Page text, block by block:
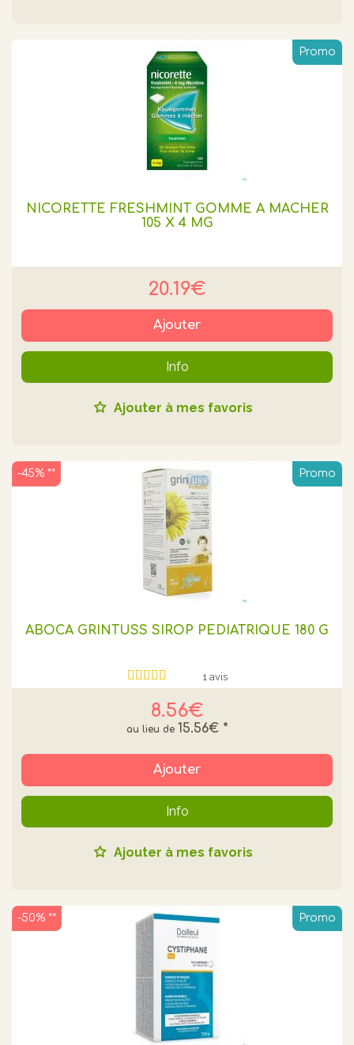
Promo
NICORETTE FRESHMINT GOMME A MACHER
105 X 4 MG
20.19€
Ajouter
Info
Ajouter à mes favoris
Promo
ABOCA GRINTUSS SIROP PEDIATRIQUE 180 G
1 avis
8.56€
15.56€ *
-45% **
Ajouter
Info
Ajouter à mes favoris
Promo
-50% **